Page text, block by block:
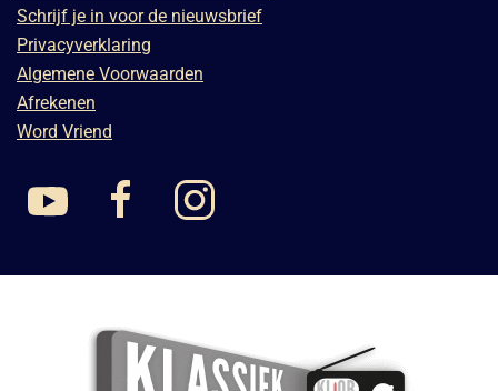
Schrijf je in voor de nieuwsbrief
Privacyverklaring
Algemene Voorwaarden
Afrekenen
Word Vriend